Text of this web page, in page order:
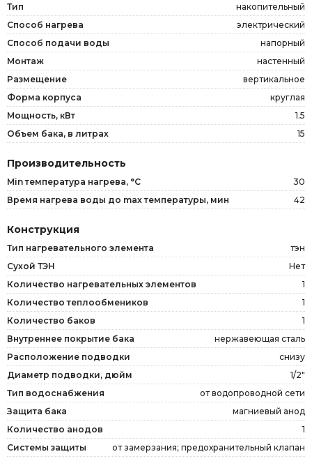
Тип
накопительный
Способ нагрева
электрический
Способ подачи воды
напорный
Монтаж
настенный
Размещение
вертикальное
Форма корпуса
круглая
Мощность, кВт
1.5
Объем бака, в литрах
15
Производительность
Min температура нагрева, °C
30
Время нагрева воды до max температуры, мин
42
Конструкция
Тип нагревательного элемента
тэн
Сухой ТЭН
Нет
Количество нагревательных элементов
1
Количество теплообмеников
1
Количество баков
1
Внутреннее покрытие бака
нержавеющая сталь
Расположение подводки
снизу
Диаметр подводки, дюйм
1/2"
Тип водоснабжения
от водопроводной сети
Защита бака
магниевый анод
Количество анодов
1
Системы защиты
от замерзания; предохранительный клапан